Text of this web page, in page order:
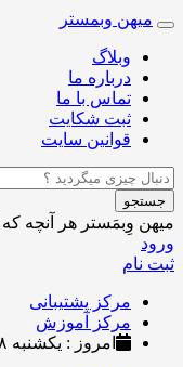
Toggle
navigation
میهن وبمستر
وبلاگ
درباره ما
تماس با ما
ثبت شکایت
قوانین سایت
جستجو
میهن وِبمَستر هر آنچه
ورود
ثبت نام
مرکز پشتیبانی
مرکز آموزش
امروز : یکشنبه ۱۸ مرداد ۱۴۰۵